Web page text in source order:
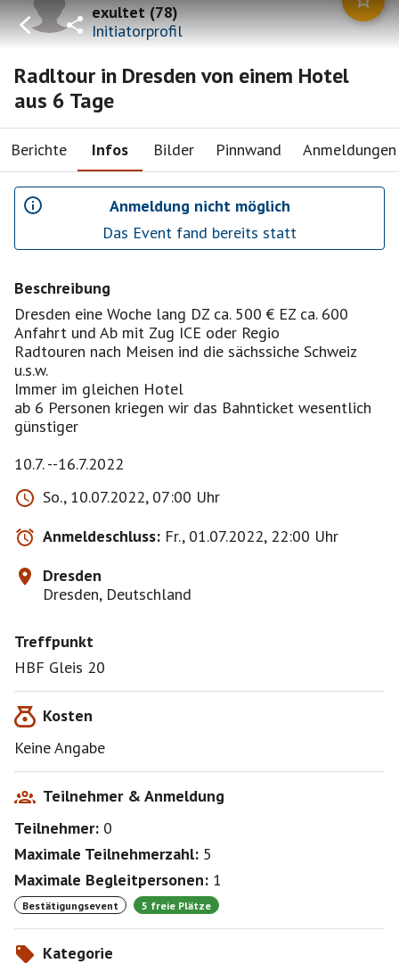
exultet(78)
Initiatorprofil
Radltour in Dresden von einem Hotel
aus 6 Tage
Berichte Infos Bilder Pinnwand Anmeldungen
Anmeldung nicht möglich
Das Event fand bereits statt
Beschreibung
Dresden eine Woche lang DZ ca. 500 € EZ ca. 600
Anfahrt und Ab mit Zug ICE oder Regio
Radtouren nach Meisen ind die sächssiche Schweiz
u.s.w.
Immer im gleichen Hotel
ab 6 Personen kriegen wir das Bahnticket wesentlich
günstiger
10.7. --16.7.2022
So., 10.07.2022, 07:00 Uhr
Anmeldeschluss: Fr., 01.07.2022, 22:00 Uhr
Dresden
Dresden, Deutschland
Treffpunkt
HBF Gleis 20
Kosten
Keine Angabe
Teilnehmer & Anmeldung
Teilnehmer: 0
Maximale Teilnehmerzahl: 5
Maximale Begleitpersonen: 1
Bestätigungsevent 5 freie Plätze
Kategorie